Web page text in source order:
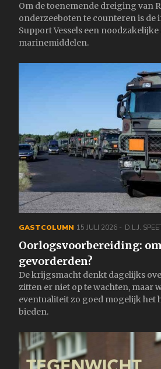
Om de toenemende dreiging van
onderzeeboten te counteren is de
Support Vessels een
marinemiddelen.
GASTCOLUMN 15 JULI 2026 D.L.J.
Oorlogsvoorbereiding:
gevorderden?
De krijgsmacht denkt dagelijks
zitten er niet op te wachten, maar
eventualiteit zo goed mogelijk het
bieden.